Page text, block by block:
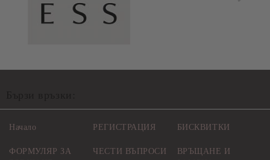
Начало
ФОРМУЛЯР ЗА
РЕГИСТРАЦИЯ
ЧЕСТИ ВЪПРОСИ
БИСКВИТКИ
ВРЪЩАНЕ И